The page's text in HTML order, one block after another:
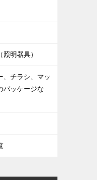
明器具）
、チラシ、マッ
パッケージな